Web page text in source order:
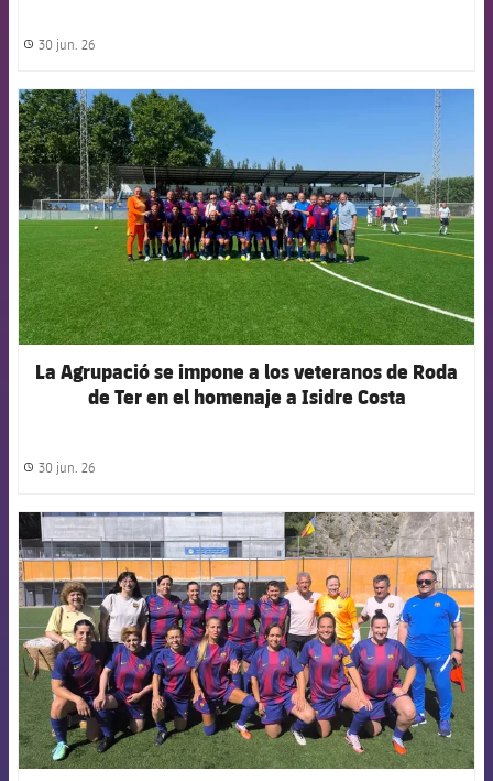
label.share.clock
30 jun. 26
La Agrupació se impone a los veteranos de Roda
de Ter en el homenaje a Isidre Costa
label.share.clock
30 jun. 26
FCB Barcelona badge